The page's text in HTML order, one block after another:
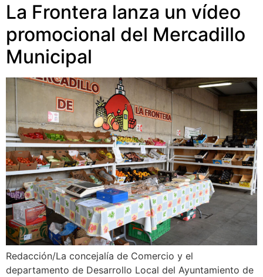
La Frontera lanza un vídeo
promocional del Mercadillo
Municipal
Redacción/La concejalía de Comercio y el
departamento de Desarrollo Local del Ayuntamiento de